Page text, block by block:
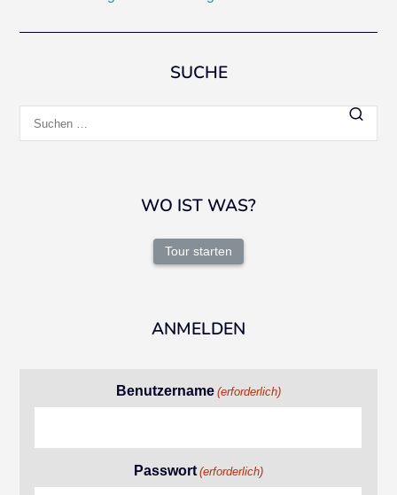
SUCHE
nach:
WO IST WAS?
Tour starten
ANMELDEN
Benutzername (erforderlich)
Passwort (erforderlich)